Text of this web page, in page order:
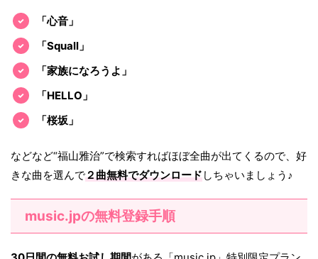
「心音」
「Squall」
「家族になろうよ」
「HELLO」
「桜坂」
などなど“福山雅治”で検索すればほぼ全曲が出てくるので、好
きな曲を選んで２曲無料でダウンロードしちゃいましょう♪
music.jpの無料登録手順